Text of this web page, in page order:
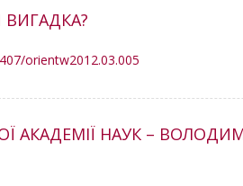
orientw2012.03.005
АКАДЕМІЇ НАУК –